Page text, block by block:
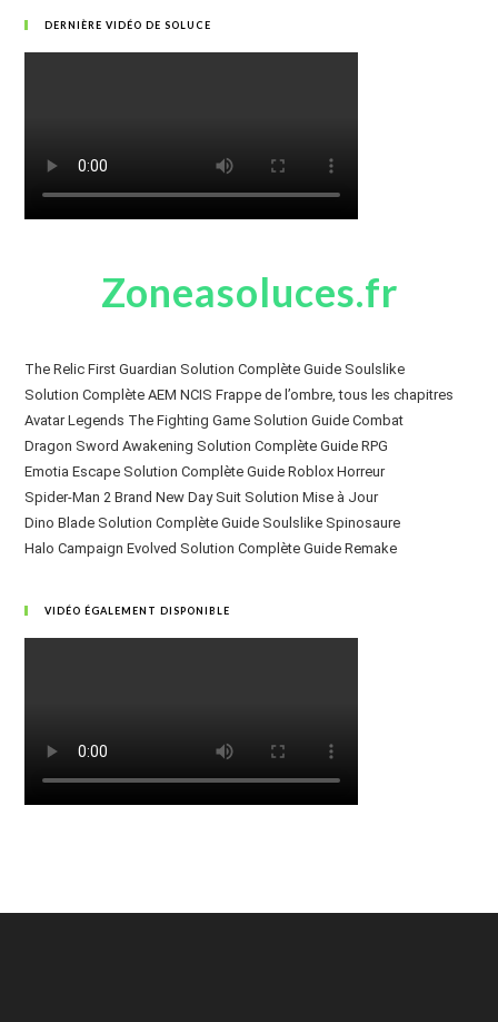
DERNIÈRE VIDÉO DE SOLUCE
Zoneasoluces.fr
The Relic First Guardian Solution Complète Guide Soulslike
Solution Complète AEM NCIS Frappe de l’ombre, tous les chapitres
Avatar Legends The Fighting Game Solution Guide Combat
Dragon Sword Awakening Solution Complète Guide RPG
Emotia Escape Solution Complète Guide Roblox Horreur
Spider-Man 2 Brand New Day Suit Solution Mise à Jour
Dino Blade Solution Complète Guide Soulslike Spinosaure
Halo Campaign Evolved Solution Complète Guide Remake
VIDÉO ÉGALEMENT DISPONIBLE